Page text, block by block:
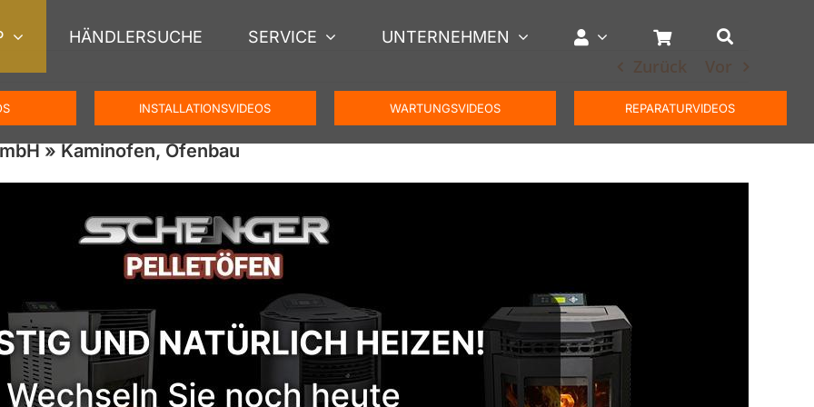
HÄNDLERSUCHE SERVICE UNTERNEHMEN
INSTALLATIONSVIDEOS WARTUNGSVIDEOS REPARATURVIDEOS
Zurück Vor
» Kaminofen, Ofenbau